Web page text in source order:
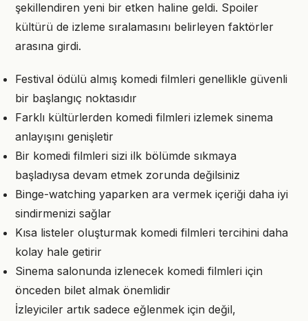
şekillendiren yeni bir etken haline geldi. Spoiler
kültürü de izleme sıralamasını belirleyen faktörler
arasına girdi.
Festival ödülü almış komedi filmleri genellikle güvenli
bir başlangıç noktasıdır
Farklı kültürlerden komedi filmleri izlemek sinema
anlayışını genişletir
Bir komedi filmleri sizi ilk bölümde sıkmaya
başladıysa devam etmek zorunda değilsiniz
Binge-watching yaparken ara vermek içeriği daha iyi
sindirmenizi sağlar
Kısa listeler oluşturmak komedi filmleri tercihini daha
kolay hale getirir
Sinema salonunda izlenecek komedi filmleri için
önceden bilet almak önemlidir
İzleyiciler artık sadece eğlenmek için değil,